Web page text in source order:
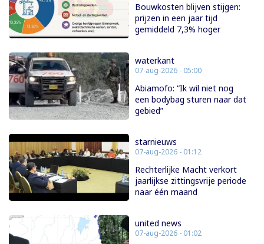
Bouwkosten blijven stijgen:
prijzen in een jaar tijd
gemiddeld 7,3% hoger
waterkant
07-aug-2026 - 05:00
Abiamofo: “Ik wil niet nog
een bodybag sturen naar dat
gebied”
starnieuws
07-aug-2026 - 01:12
Rechterlijke Macht verkort
jaarlijkse zittingsvrije periode
naar één maand
united news
07-aug-2026 - 01:02